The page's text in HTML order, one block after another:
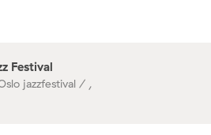
Festival
jazzfestival / ,